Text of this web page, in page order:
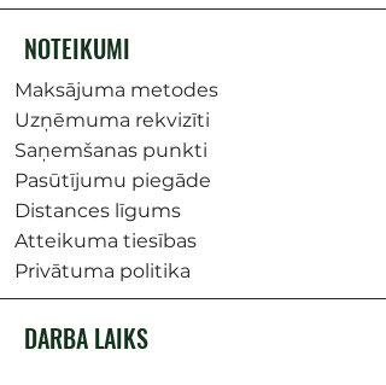
NOTEIKUMI
Maksājuma metodes
Uzņēmuma rekvizīti
Saņemšanas punkti
Pasūtījumu piegāde
Distances līgums
Atteikuma tiesības
Privātuma politika
DARBA LAIKS